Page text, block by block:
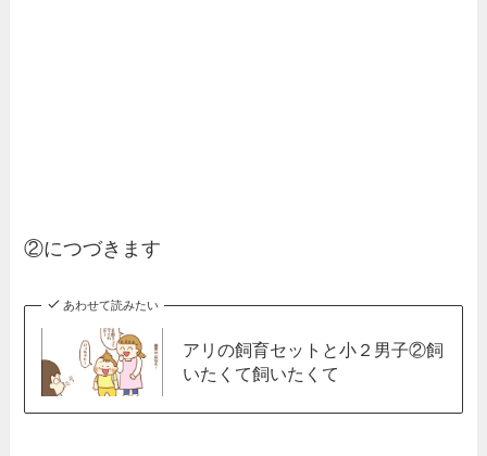
②につづきます
あわせて読みたい
アリの飼育セットと小２男子②飼
いたくて飼いたくて